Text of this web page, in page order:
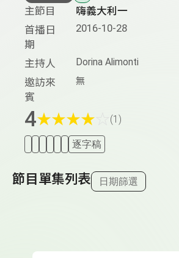
主節目
嗨義大利一
首播日
期
2016-10-28
主持人 Dorina Alimonti
邀訪來
賓
無
4★★★★ (1)
逐字稿
節目單集列表 日期篩選